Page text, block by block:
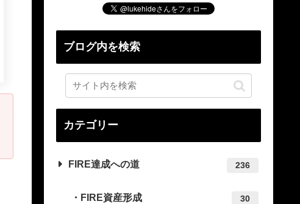
ブログ内を検索
カテゴリー
FIRE達成への道 236
FIRE資産形成 30